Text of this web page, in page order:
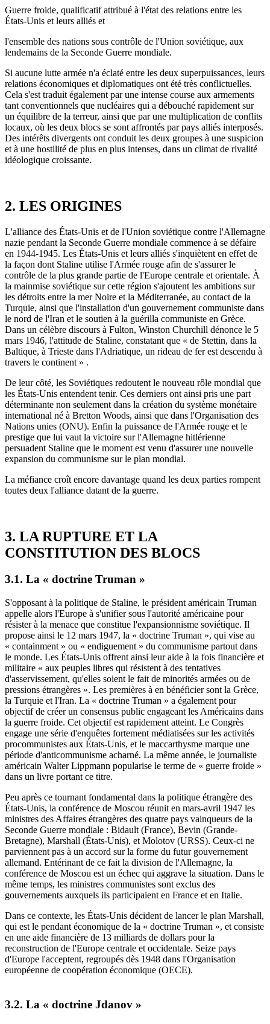
Guerre froide, qualificatif attribué à l'état des relations entre les
États-Unis et leurs alliés et
l'ensemble des nations sous contrôle de l'Union soviétique, aux
lendemains de la Seconde Guerre mondiale.
Si aucune lutte armée n'a éclaté entre les deux superpuissances, leurs
relations économiques et diplomatiques ont été très conflictuelles.
Cela s'est traduit également par une intense course aux armements
tant conventionnels que nucléaires qui a débouché rapidement sur
un équilibre de la terreur, ainsi que par une multiplication de conflits
locaux, où les deux blocs se sont affrontés par pays alliés interposés.
Des intérêts divergents ont conduit les deux groupes à une suspicion
et à une hostilité de plus en plus intenses, dans un climat de rivalité
idéologique croissante.
2. LES ORIGINES
L'alliance des États-Unis et de l'Union soviétique contre l'Allemagne
nazie pendant la Seconde Guerre mondiale commence à se défaire
en 1944-1945. Les États-Unis et leurs alliés s'inquiètent en effet de
la façon dont Staline utilise l'Armée rouge afin de s'assurer le
contrôle de la plus grande partie de l'Europe centrale et orientale. À
la mainmise soviétique sur cette région s'ajoutent les ambitions sur
les détroits entre la mer Noire et la Méditerranée, au contact de la
Turquie, ainsi que l'installation d'un gouvernement communiste dans
le nord de l'Iran et le soutien à la guérilla communiste en Grèce.
Dans un célèbre discours à Fulton, Winston Churchill dénonce le 5
mars 1946, l'attitude de Staline, constatant que « de Stettin, dans la
Baltique, à Trieste dans l'Adriatique, un rideau de fer est descendu à
travers le continent » .
De leur côté, les Soviétiques redoutent le nouveau rôle mondial que
les États-Unis entendent tenir. Ces derniers ont ainsi pris une part
déterminante non seulement dans la création du système monétaire
international né à Bretton Woods, ainsi que dans l'Organisation des
Nations unies (ONU). Enfin la puissance de l'Armée rouge et le
prestige que lui vaut la victoire sur l'Allemagne hitlérienne
persuadent Staline que le moment est venu d'assurer une nouvelle
expansion du communisme sur le plan mondial.
La méfiance croît encore davantage quand les deux parties rompent
toutes deux l'alliance datant de la guerre.
3. LA RUPTURE ET LA
CONSTITUTION DES BLOCS
3.1. La « doctrine Truman »
S'opposant à la politique de Staline, le président américain Truman
appelle alors l'Europe à s'unifier sous l'autorité américaine pour
résister à la menace que constitue l'expansionnisme soviétique. Il
propose ainsi le 12 mars 1947, la « doctrine Truman », qui vise au
« containment » ou « endiguement » du communisme partout dans
le monde. Les États-Unis offrent ainsi leur aide à la fois financière et
militaire « aux peuples libres qui résistent à des tentatives
d'asservissement, qu'elles soient le fait de minorités armées ou de
pressions étrangères ». Les premières à en bénéficier sont la Grèce,
la Turquie et l'Iran. La « doctrine Truman » a également pour
objectif de créer un consensus public engageant les Américains dans
la guerre froide. Cet objectif est rapidement atteint. Le Congrès
engage une série d'enquêtes fortement médiatisées sur les activités
procommunistes aux États-Unis, et le maccarthysme marque une
période d'anticommunisme acharné. La même année, le journaliste
américain Walter Lippmann popularise le terme de « guerre froide »
dans un livre portant ce titre.
Peu après ce tournant fondamental dans la politique étrangère des
États-Unis, la conférence de Moscou réunit en mars-avril 1947 les
ministres des Affaires étrangères des quatre pays vainqueurs de la
Seconde Guerre mondiale : Bidault (France), Bevin (Grande-
Bretagne), Marshall (États-Unis), et Molotov (URSS). Ceux-ci ne
parviennent pas à un accord sur la forme du futur gouvernement
allemand. Entérinant de ce fait la division de l'Allemagne, la
conférence de Moscou est un échec qui aggrave la situation. Dans le
même temps, les ministres communistes sont exclus des
gouvernements auxquels ils participaient en France et en Italie.
Dans ce contexte, les États-Unis décident de lancer le plan Marshall,
qui est le pendant économique de la « doctrine Truman », et consiste
en une aide financière de 13 milliards de dollars pour la
reconstruction de l'Europe centrale et occidentale. Seize pays
d'Europe l'acceptent, regroupés dès 1948 dans l'Organisation
européenne de coopération économique (OECE).
3.2. La « doctrine Jdanov »